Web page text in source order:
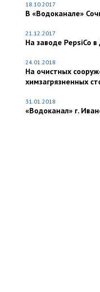
18.10.2017
В «Водоканале»
21.12.2017
На заводе PepsiCo
24.01.2018
На очистных
химзагрязненных
31.01.2018
«Водоканал» г.